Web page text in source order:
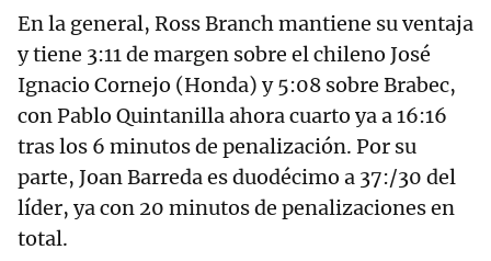
En la general, Ross Branch mantiene su ventaja
y tiene 3:11 de margen sobre el chileno José
Ignacio Cornejo (Honda) y 5:08 sobre Brabec,
con Pablo Quintanilla ahora cuarto ya a 16:16
tras los 6 minutos de penalización. Por su
parte, Joan Barreda es duodécimo a 37:/30 del
líder, ya con 20 minutos de penalizaciones en
total.